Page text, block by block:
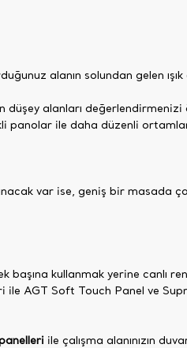
alanın solundan gelen ışık
düşey alanları
panolar ile daha düzenli
var ise, geniş bir masada
başına kullanmak yerine canlı
ile AGT Soft Touch Panel ve
ile çalışma alanınızın